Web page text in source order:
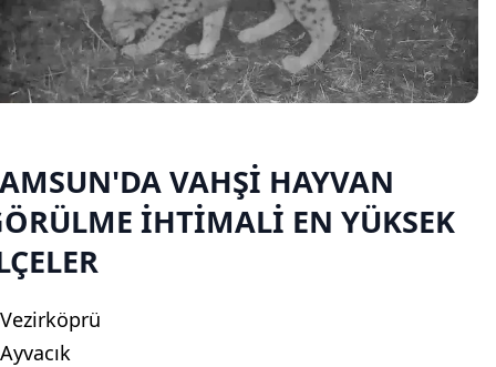
VAHŞİ HAYVAN
İHTİMALİ EN YÜKSEK